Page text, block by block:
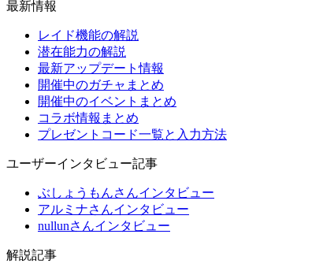
最新情報
レイド機能の解説
潜在能力の解説
最新アップデート情報
開催中のガチャまとめ
開催中のイベントまとめ
コラボ情報まとめ
プレゼントコード一覧と入力方法
ユーザーインタビュー記事
ぶしょうもんさんインタビュー
アルミナさんインタビュー
nullunさんインタビュー
解説記事